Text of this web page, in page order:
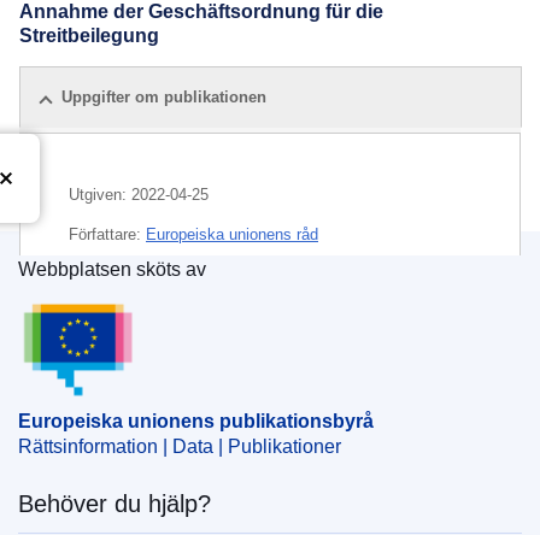
Annahme der Geschäftsordnung für die
Streitbeilegung
Uppgifter om publikationen
Utgiven: 2022-04-25
Författare: Europeiska unionens råd
IMMC : ST 8412 2022 ADD 1
Europeiska unionens publikationsbyrå
Webbplatsen sköts av
Europeiska unionens publikationsbyrå
Rättsinformation | Data | Publikationer
Behöver du hjälp?